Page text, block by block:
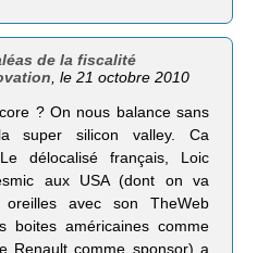
de la fiscalité
, le 21 octobre 2010
? On nous balance sans
super silicon valley. Ca
délocalisé français, Loic
aux USA (dont on va
avec son TheWeb
boites américaines comme
Renault comme sponsor) a